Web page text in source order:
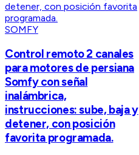
SOMFY
Control remoto 2 canales
para motores de persiana
Somfy con señal
inalámbrica,
instrucciones: sube, baja y
detener, con posición
favorita programada.